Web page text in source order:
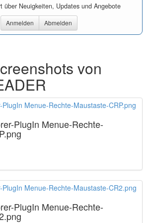
über Neuigkeiten, Updates und Angebote
Anmelden Abmelden
von
PlugIn Menue-Rechte-
PlugIn Menue-Rechte-